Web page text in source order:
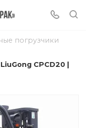
погрузчики
CPCD20 |